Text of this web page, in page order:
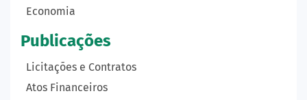
Economia
Publicações
Licitações e Contratos
Atos Financeiros